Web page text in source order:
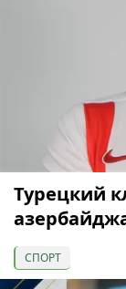
Турецкий
СПОРТ